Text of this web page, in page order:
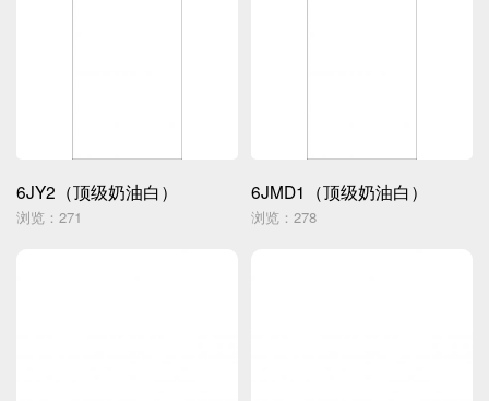
6JY2（顶级奶油白）
浏览：271
6JMD1（顶级奶油白）
浏览：278